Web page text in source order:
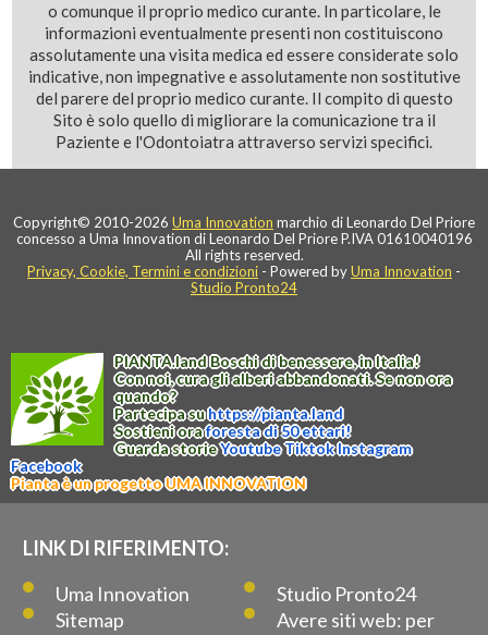
o comunque il proprio medico curante. In particolare, le
informazioni eventualmente presenti non costituiscono
assolutamente una visita medica ed essere considerate solo
indicative, non impegnative e assolutamente non sostitutive
del parere del proprio medico curante. Il compito di questo
Sito è solo quello di migliorare la comunicazione tra il
Paziente e l'Odontoiatra attraverso servizi specifici.
Copyright© 2010-2026 Uma Innovation marchio di Leonardo Del Priore
concesso a Uma Innovation di Leonardo Del Priore P.IVA 01610040196
All rights reserved.
Privacy, Cookie, Termini e condizioni - Powered byUma Innovation -
Studio Pronto24
PIANTA.landBoschi di benessere, in Italia!
Con noi, cura gli alberi abbandonati. Se non ora
quando?
Partecipa suhttps://pianta.land
Sostieni oraforesta di 50 ettari!
Guarda storieYoutubeTiktokInstagram
Facebook
Pianta è un progetto UMA INNOVATION
LINK DI RIFERIMENTO:
Uma Innovation
Studio Pronto24
Sitemap
Avere siti web: per